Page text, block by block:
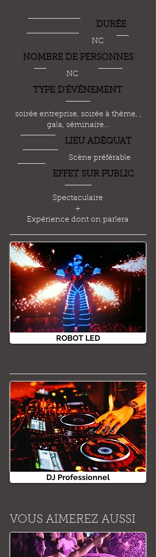
DURÉE
NC
NOMBRE DE PERSONNES
NC
TYPE D'ÉVÉNEMENT
soirée entreprise, soirée à thème, ,
gala, séminaire...
LIEU ADÉQUAT
Scène préférable
EFFET SUR PUBLIC
Spectaculaire
+
Expérience dont on parlera
ROBOT LED
DJ Professionnel
VOUS AIMEREZ AUSSI